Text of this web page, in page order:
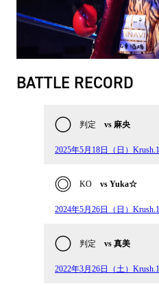
BATTLE RECORD
判定 vs 麻央
2025年5月18日（日）
KO vs Yuka☆
2024年5月26日（日）
判定 vs 真美
2022年3月26日（土）